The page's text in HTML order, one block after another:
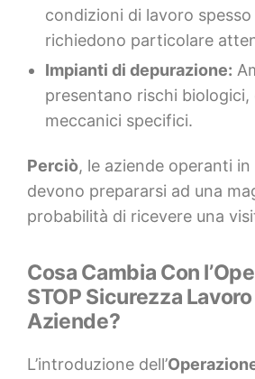
condizioni di lavoro spesso
richiedono particolare
Impianti di depurazione:
presentano rischi biologici,
meccanici specifici.
Perciò, le aziende operanti
devono prepararsi ad una
probabilità di ricevere una
Cosa Cambia Con
STOP Sicurezza
Aziende?
L’introduzione dell’